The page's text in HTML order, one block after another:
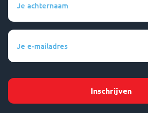
achternaam
(Vereist)
Je
mailadres